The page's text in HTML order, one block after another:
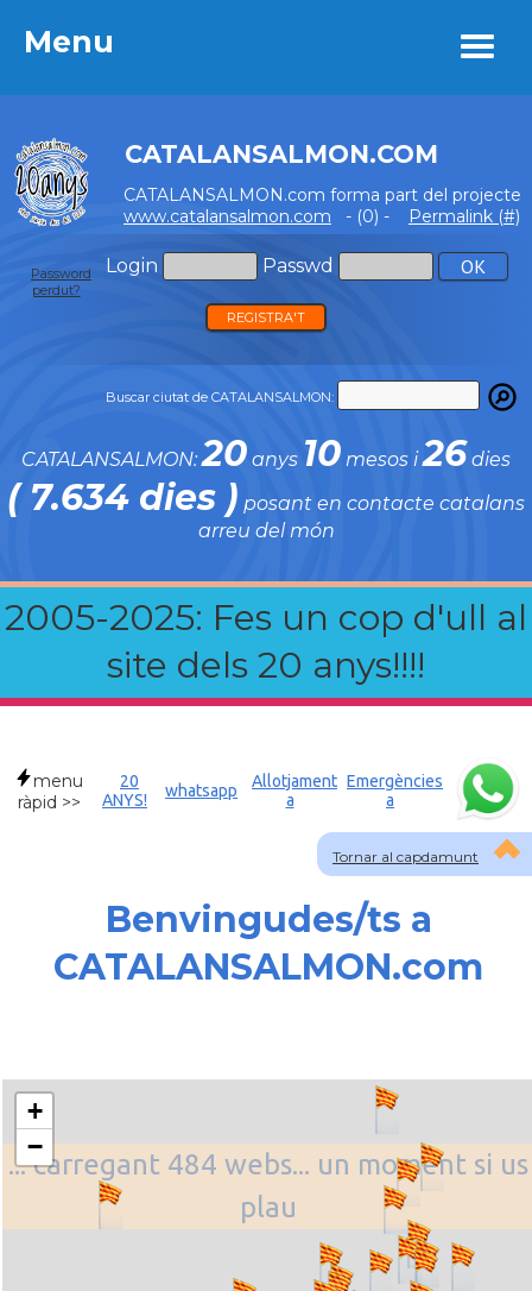
Menu
CATALANSALMON.COM
CATALANSALMON.com forma part del projecte
www.catalansalmon.com - (0) - Permalink (#)
Login Passwd
Password
perdut?
REGISTRA'T
Buscar ciutat de CATALANSALMON:
CATALANSALMON:20 anys 10 mesos i26 dies
( 7.634 dies ) posant en contacte catalans
arreu del món
2005-2025: Fes un cop d'ull al
site dels 20 anys!!!!
Menu
Tornar al capdamunt
menu
ràpid >>
20
ANYS!
whatsapp
Allotjament
a
Emergències
a
Benvingudes/ts a
CATALANSALMON.com
... carregant 484 webs... un moment si us
plau
+
−